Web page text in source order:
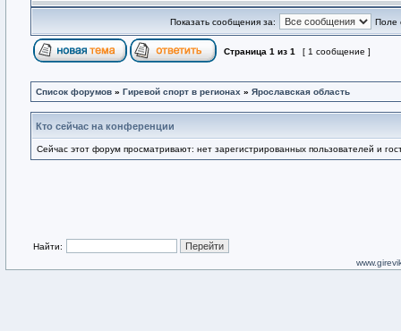
Показать сообщения за: Поле
Страница 1 из 1 [ 1 сообщение ]
Список форумов » Гиревой спорт в регионах » Ярославская область
Кто сейчас на конференции
Сейчас этот форум просматривают: нет зарегистрированных пользователей и
Найти: